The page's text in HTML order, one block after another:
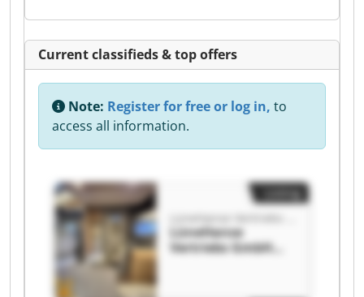
Current classifieds & top offers
Note: Register for free or log in, to
access all information.
LüneHanse
Vertriebs GmbH